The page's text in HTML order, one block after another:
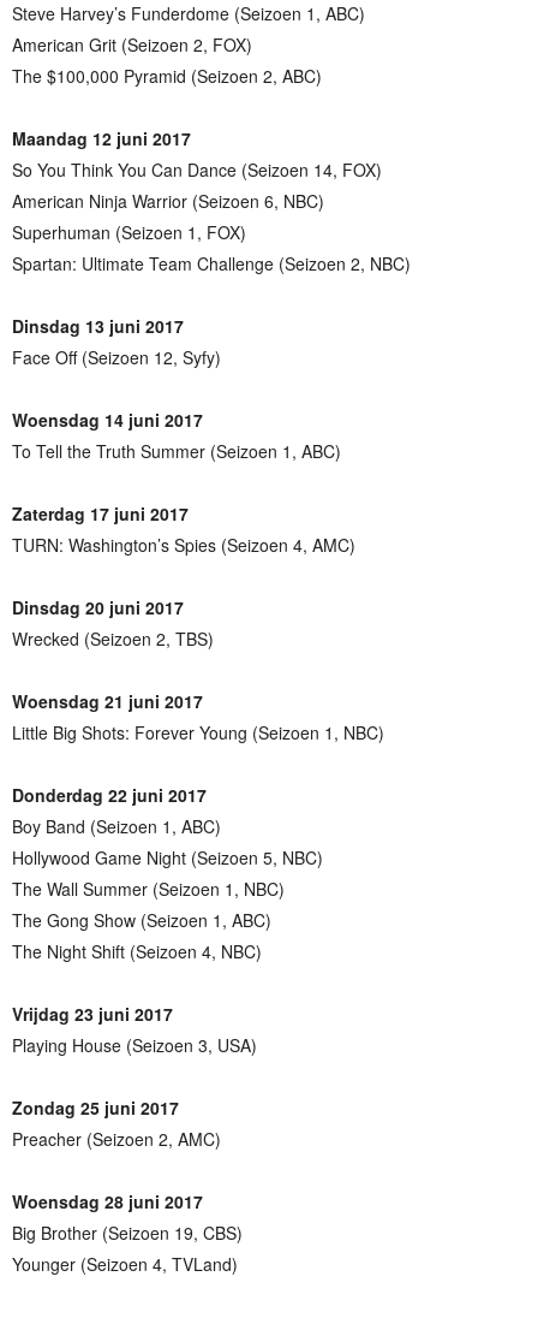
Steve Harvey’s Funderdome (Seizoen 1, ABC)
American Grit (Seizoen 2, FOX)
The $100,000 Pyramid (Seizoen 2, ABC)
Maandag 12 juni 2017
So You Think You Can Dance (Seizoen 14, FOX)
American Ninja Warrior (Seizoen 6, NBC)
Superhuman (Seizoen 1, FOX)
Spartan: Ultimate Team Challenge (Seizoen 2, NBC)
Dinsdag 13 juni 2017
Face Off (Seizoen 12, Syfy)
Woensdag 14 juni 2017
To Tell the Truth Summer (Seizoen 1, ABC)
Zaterdag 17 juni 2017
TURN: Washington’s Spies (Seizoen 4, AMC)
Dinsdag 20 juni 2017
Wrecked (Seizoen 2, TBS)
Woensdag 21 juni 2017
Little Big Shots: Forever Young (Seizoen 1, NBC)
Donderdag 22 juni 2017
Boy Band (Seizoen 1, ABC)
Hollywood Game Night (Seizoen 5, NBC)
The Wall Summer (Seizoen 1, NBC)
The Gong Show (Seizoen 1, ABC)
The Night Shift (Seizoen 4, NBC)
Vrijdag 23 juni 2017
Playing House (Seizoen 3, USA)
Zondag 25 juni 2017
Preacher (Seizoen 2, AMC)
Woensdag 28 juni 2017
Big Brother (Seizoen 19, CBS)
Younger (Seizoen 4, TVLand)